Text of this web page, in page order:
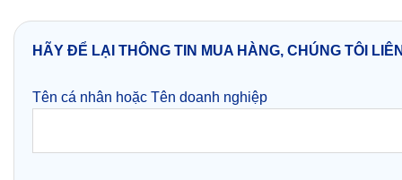
HÃY ĐỂ LẠI THÔNG TIN MUA HÀNG, CHÚNG TÔI
Tên cá nhân hoặc Tên doanh nghiệp